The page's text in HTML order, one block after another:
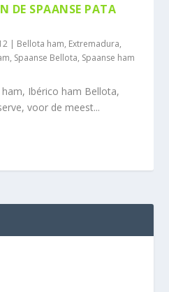
DE SPAANSE PATA
| Bellota ham, Extremadura,
, Spaanse Bellota, Spaanse ham
Ibérico ham Bellota,
voor de meest...